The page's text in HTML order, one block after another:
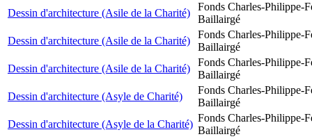
Dessin d'architecture (Asile de la Charité)
Fonds Charles-Philippe-
Baillairgé
Dessin d'architecture (Asile de la Charité)
Fonds Charles-Philippe-
Baillairgé
Dessin d'architecture (Asile de la Charité)
Fonds Charles-Philippe-
Baillairgé
Dessin d'architecture (Asyle de Charité)
Fonds Charles-Philippe-
Baillairgé
Dessin d'architecture (Asyle de la Charité)
Fonds Charles-Philippe-
Baillairgé